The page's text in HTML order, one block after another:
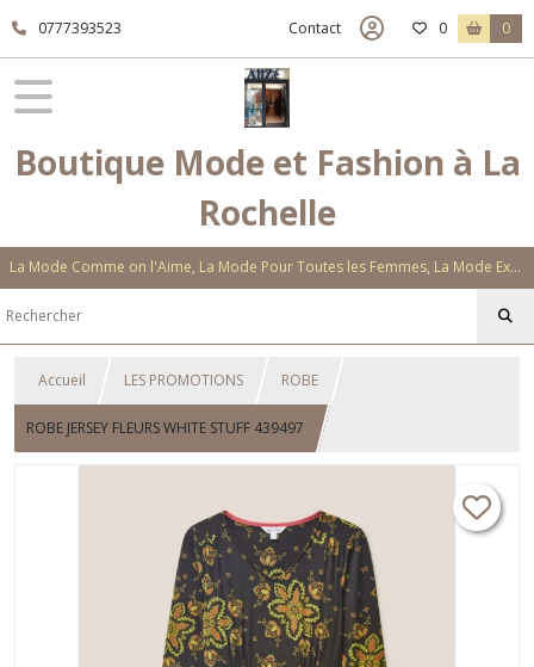
0777393523 Contact 0 0
Boutique Mode et Fashion à La
Rochelle
La Mode Comme on l'Aime, La Mode Pour Toutes les Femmes, La Mode Exclusive Aux Matières Et Couleurs Novatrices, La Mode Qui Vous Séduira
Accueil LES PROMOTIONS ROBE
ROBE JERSEY FLEURS WHITE STUFF 439497